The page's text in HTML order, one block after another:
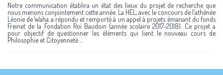
Notre communication établira un état des lieux du projet de recherche que
nous menons conjointement cette année. La HEL, avec le concours de l’athénée
Léonie de Waha a répondu et remporté à un appel à projets émanant du fonds
Freinet de la Fondation Roi Baudoin (année scolaire 2017-2018). Ce projet a
pour objectif de questionner les éléments qui lient le nouveau cours de
Philosophie et Citoyenneté ...